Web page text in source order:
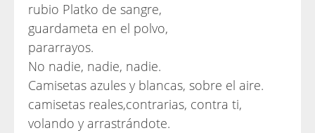
rubio Platko de sangre,
guardameta en el polvo,
pararrayos.
No nadie, nadie, nadie.
Camisetas azules y blancas, sobre el aire.
camisetas reales,contrarias, contra ti,
volando y arrastrándote.